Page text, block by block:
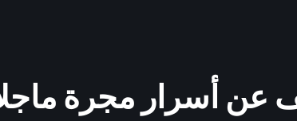
عن أسرار مجرة